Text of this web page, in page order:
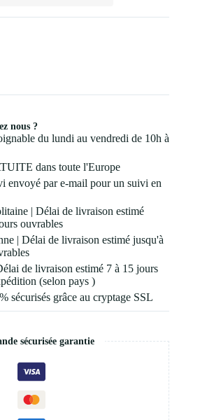
nous ?
du lundi au vendredi de 10h à
dans toute l'Europe
envoyé par e-mail pour un suivi en
| Délai de livraison estimé
ouvrables
| Délai de livraison estimé jusqu'à
de livraison estimé 7 à 15 jours
(selon pays )
sécurisés grâce au cryptage SSL
sécurisée garantie